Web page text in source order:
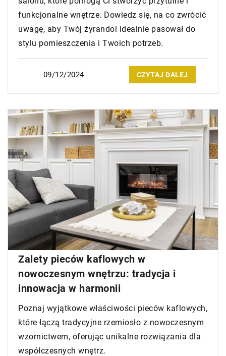
funkcjonalne wnętrze. Dowiedz się, na co zwrócić
uwagę, aby Twój żyrandol idealnie pasował do
stylu pomieszczenia i Twoich potrzeb.
09/12/2024 CZYTAJ DALEJ
Zalety pieców kaflowych w
nowoczesnym wnętrzu: tradycja i
innowacja w harmonii
Poznaj wyjątkowe właściwości pieców kaflowych,
które łączą tradycyjne rzemiosło z nowoczesnym
wzornictwem, oferując unikalne rozwiązania dla
współczesnych wnętrz.